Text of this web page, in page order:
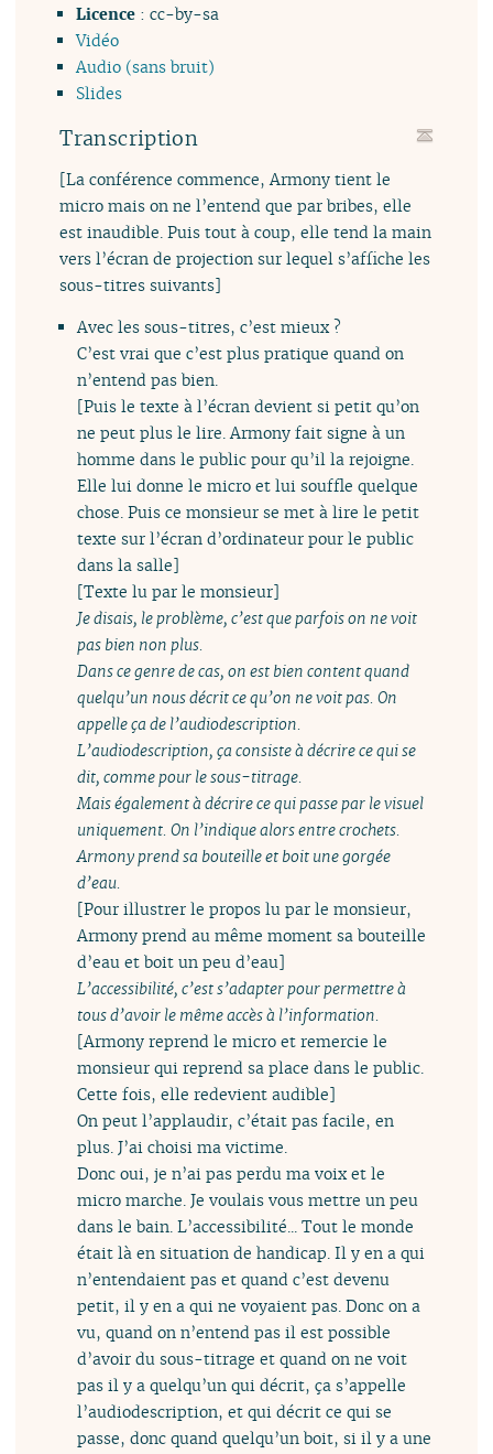
Licence: cc-by-sa
Vidéo
Audio (sans bruit)
Slides
Transcription
[La conférence commence, Armony tient le
micro mais on ne l’entend que par bribes, elle
est inaudible. Puis tout à coup, elle tend la main
vers l’écran de projection sur lequel s’affiche les
sous-titres suivants]
Avec les sous-titres, c’est mieux ?
C’est vrai que c’est plus pratique quand on
n’entend pas bien.
[Puis le texte à l’écran devient si petit qu’on
ne peut plus le lire. Armony fait signe à un
homme dans le public pour qu’il la rejoigne.
Elle lui donne le micro et lui souffle quelque
chose. Puis ce monsieur se met à lire le petit
texte sur l’écran d’ordinateur pour le public
dans la salle]
[Texte lu par le monsieur]
Je disais, le problème, c’est que parfois on ne voit
pas bien non plus.
Dans ce genre de cas, on est bien content quand
quelqu’un nous décrit ce qu’on ne voit pas. On
appelle ça de l’audiodescription.
L’audiodescription, ça consiste à décrire ce qui se
dit, comme pour le sous-titrage.
Mais également à décrire ce qui passe par le visuel
uniquement. On l’indique alors entre crochets.
Armony prend sa bouteille et boit une gorgée
d’eau.
[Pour illustrer le propos lu par le monsieur,
Armony prend au même moment sa bouteille
d’eau et boit un peu d’eau]
L’accessibilité, c’est s’adapter pour permettre à
tous d’avoir le même accès à l’information.
[Armony reprend le micro et remercie le
monsieur qui reprend sa place dans le public.
Cette fois, elle redevient audible]
On peut l’applaudir, c’était pas facile, en
plus. J’ai choisi ma victime.
Donc oui, je n’ai pas perdu ma voix et le
micro marche. Je voulais vous mettre un peu
dans le bain. L’accessibilité... Tout le monde
était là en situation de handicap. Il y en a qui
n’entendaient pas et quand c’est devenu
petit, il y en a qui ne voyaient pas. Donc on a
vu, quand on n’entend pas il est possible
d’avoir du sous-titrage et quand on ne voit
pas il y a quelqu’un qui décrit, ça s’appelle
l’audiodescription, et qui décrit ce qui se
passe, donc quand quelqu’un boit, si il y a une